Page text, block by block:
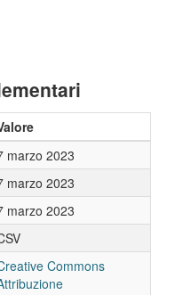
marzo 2023
marzo 2023
marzo 2023
Commons